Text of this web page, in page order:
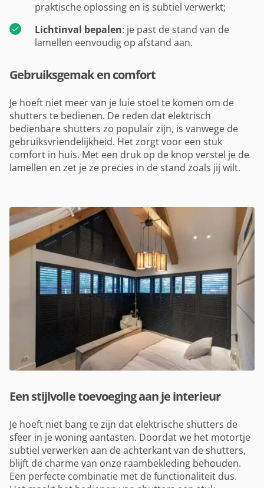
praktische oplossing en is subtiel verwerkt;
Lichtinval bepalen: je past de stand van de
lamellen eenvoudig op afstand aan.
Gebruiksgemak en comfort
Je hoeft niet meer van je luie stoel te komen om de
shutters te bedienen. De reden dat elektrisch
bedienbare shutters zo populair zijn, is vanwege de
gebruiksvriendelijkheid. Het zorgt voor een stuk
comfort in huis. Met een druk op de knop verstel je de
lamellen en zet je ze precies in de stand zoals jij wilt.
Een stijlvolle toevoeging aan je interieur
Je hoeft niet bang te zijn dat elektrische shutters de
sfeer in je woning aantasten. Doordat we het motortje
subtiel verwerken aan de achterkant van de shutters,
blijft de charme van onze raambekleding behouden.
Een perfecte combinatie met de functionaliteit dus.